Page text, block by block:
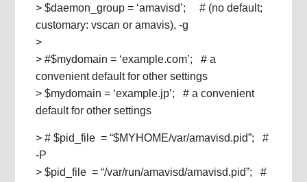
> $daemon_group = ‘amavisd’; # (no default;
customary: vscan or amavis), -g
>
> #$mydomain = ‘example.com’; # a
convenient default for other settings
> $mydomain = ‘example.jp’; # a convenient
default for other settings
> # $pid_file = “$MYHOME/var/amavisd.pid”; #
-P
> $pid_file = “/var/run/amavisd/amavisd.pid”; #